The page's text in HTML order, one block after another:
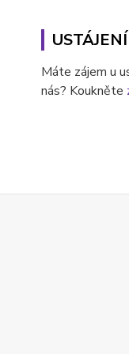
Máte zájem u
nás? Koukněte